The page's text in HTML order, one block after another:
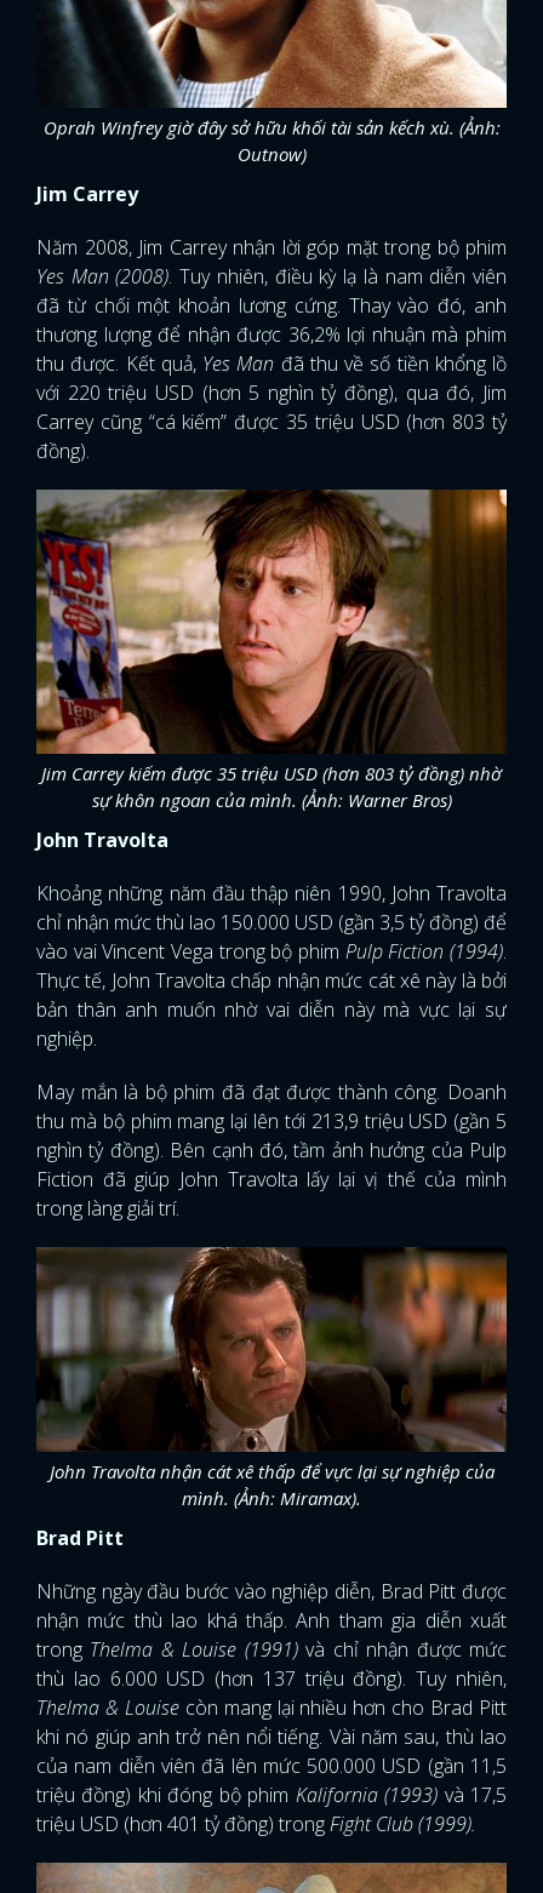
Oprah Winfrey giờ đây sở hữu khối tài sản kếch xù. (Ảnh:
Outnow)
Jim Carrey
Năm 2008, Jim Carrey nhận lời góp mặt trong bộ phim
Yes Man (2008). Tuy nhiên, điều kỳ lạ là nam diễn viên
đã từ chối một khoản lương cứng. Thay vào đó, anh
thương lượng để nhận được 36,2% lợi nhuận mà phim
thu được. Kết quả, Yes Man đã thu về số tiền khổng lồ
với 220 triệu USD (hơn 5 nghìn tỷ đồng), qua đó, Jim
Carrey cũng “cá kiếm” được 35 triệu USD (hơn 803 tỷ
đồng).
Jim Carrey kiếm được 35 triệu USD (hơn 803 tỷ đồng) nhờ
sự khôn ngoan của mình. (Ảnh: Warner Bros)
John Travolta
Khoảng những năm đầu thập niên 1990, John Travolta
chỉ nhận mức thù lao 150.000 USD (gần 3,5 tỷ đồng) để
vào vai Vincent Vega trong bộ phim Pulp Fiction (1994).
Thực tế, John Travolta chấp nhận mức cát xê này là bởi
bản thân anh muốn nhờ vai diễn này mà vực lại sự
nghiệp.
May mắn là bộ phim đã đạt được thành công. Doanh
thu mà bộ phim mang lại lên tới 213,9 triệu USD (gần 5
nghìn tỷ đồng). Bên cạnh đó, tầm ảnh hưởng của Pulp
Fiction đã giúp John Travolta lấy lại vị thế của mình
trong làng giải trí.
John Travolta nhận cát xê thấp để vực lại sự nghiệp của
mình. (Ảnh: Miramax).
Brad Pitt
Những ngày đầu bước vào nghiệp diễn, Brad Pitt được
nhận mức thù lao khá thấp. Anh tham gia diễn xuất
trong Thelma & Louise (1991)và chỉ nhận được mức
thù lao 6.000 USD (hơn 137 triệu đồng). Tuy nhiên,
Thelma & Louise còn mang lại nhiều hơn cho Brad Pitt
khi nó giúp anh trở nên nổi tiếng. Vài năm sau, thù lao
của nam diễn viên đã lên mức 500.000 USD (gần 11,5
triệu đồng) khi đóng bộ phim Kalifornia (1993) và 17,5
triệu USD (hơn 401 tỷ đồng) trongFight Club (1999).